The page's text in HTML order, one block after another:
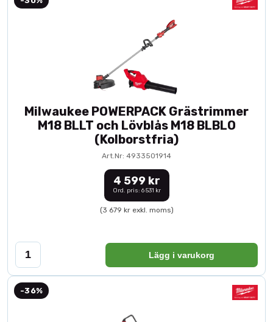
Milwaukee POWERPACK Grästrimmer
M18 BLLT och Lövblås M18 BLBLO
(Kolborstfria)
Art.Nr: 4933501914
4 599 kr
Ord. pris: 6 531 kr
(3 679 kr exkl. moms)
Lägg i varukorg
-36%